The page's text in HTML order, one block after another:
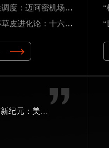
**动态韧性调度：迈阿密机场在2026世界杯飓风链应急中的中枢重构**
2026世界杯草皮进化论：十六座球场实现百慕大至黑麦草的生态跃迁
“三国争锋与新纪元：美加墨世界杯淘汰赛版图重构”